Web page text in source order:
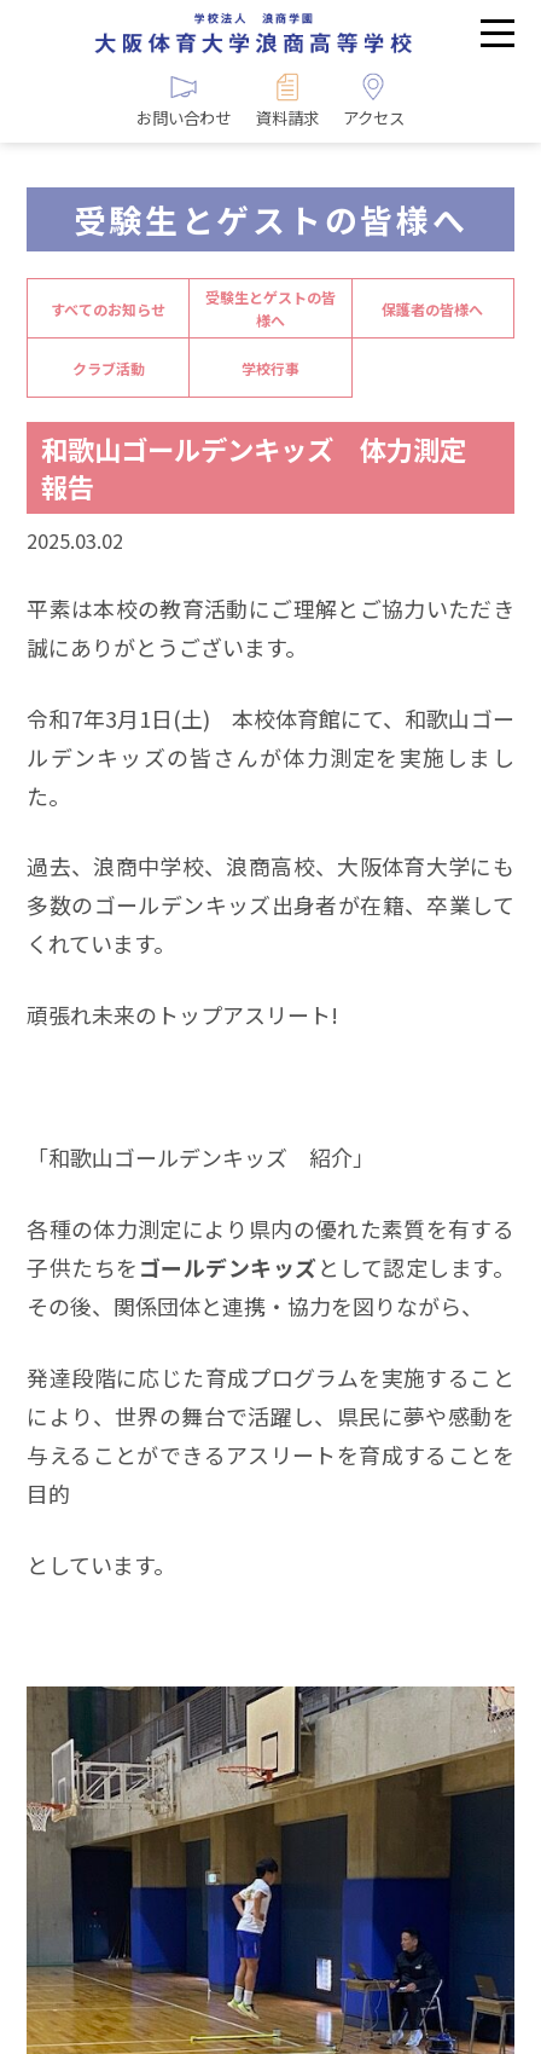
お問い合わせ 資料請求 アクセス
受験生とゲストの皆様へ
すべてのお知らせ
受験生とゲストの皆
様へ
保護者の皆様へ
クラブ活動 学校行事
和歌山ゴールデンキッズ 体力測定
報告
2025.03.02
平素は本校の教育活動にご理解とご協力いただき
誠にありがとうございます。
令和7年3月1日(土) 本校体育館にて、和歌山ゴー
ルデンキッズの皆さんが体力測定を実施しまし
た。
過去、浪商中学校、浪商高校、大阪体育大学にも
多数のゴールデンキッズ出身者が在籍、卒業して
くれています。
頑張れ未来のトップアスリート!
「和歌山ゴールデンキッズ 紹介」
各種の体力測定により県内の優れた素質を有する
子供たちをゴールデンキッズとして認定します。
その後、関係団体と連携・協力を図りながら、
発達段階に応じた育成プログラムを実施すること
により、世界の舞台で活躍し、県民に夢や感動を
与えることができるアスリートを育成することを
目的
としています。